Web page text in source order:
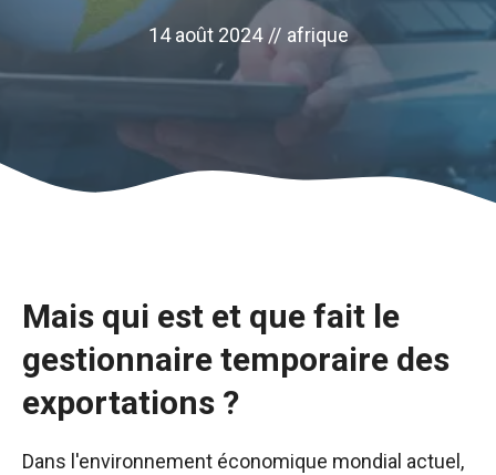
14 août 2024 // afrique
Mais qui est et que fait le
gestionnaire temporaire des
exportations ?
Dans l'environnement économique mondial actuel,
Nécessaire
Ces cookies ne
sont pas
facultatifs. Ils
nécessaires au